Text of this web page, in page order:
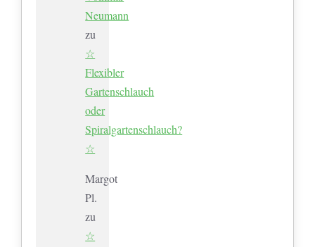
Neumann
zu
☆
Flexibler
Gartenschlauch
oder
Spiralgartenschlauch?
☆
Margot
Pl.
zu
☆